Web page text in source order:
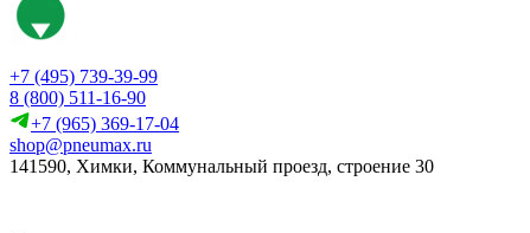
+7 (495) 739-39-99
8 (800) 511-16-90
+7 (965) 369-17-04
shop@pneumax.ru
141590, Химки, Коммунальный проезд, строение 30